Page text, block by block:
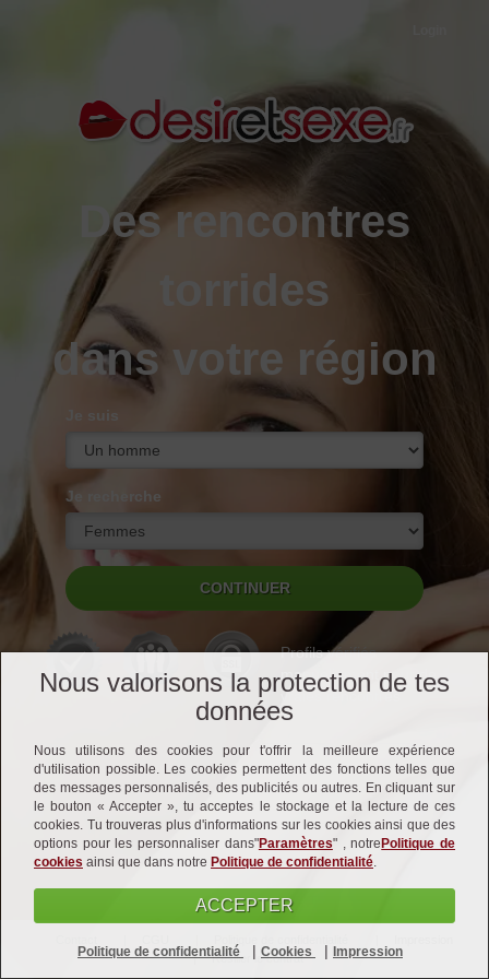
Des rencontres
torrides
dans votre région
Je suis
Je recherche
Profils vérifiés
manuellement pour de
vraies rencontres
Résilier le contrat
Nous valorisons la protection de tes
données
Nous utilisons des cookies pour t'offrir la meilleure expérience
d'utilisation possible. Les cookies permettent des fonctions telles que
des messages personnalisés, des publicités ou autres. En cliquant sur
le bouton « Accepter », tu acceptes le stockage et la lecture de ces
cookies. Tu trouveras plus d'informations sur les cookies ainsi que des
options pour les personnaliser dans"Paramètres" , notre Politique de
cookies ainsi que dans notre Politique de confidentialité.
ACCEPTER
Politique de confidentialité | Cookies | Impression